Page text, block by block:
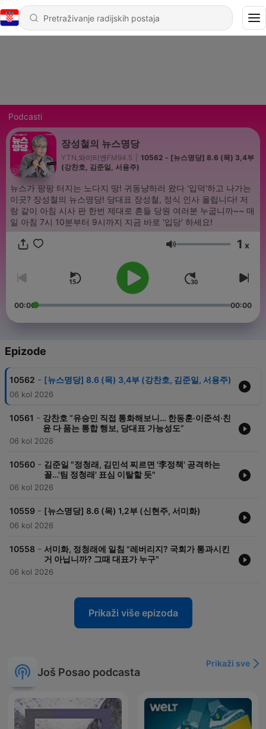
Podcasti
장성철의 뉴스명당
YTN,와이티엔FM94.5
10562 - [뉴스명당] 8.6 (목) 3,4부
(강찬호, 김준일, 서용주)
뉴스가 팡팡 터지는 노다지 땅! 귀동냥하러 왔다 '입덕'하고 나가는
이곳? 장성철의 뉴스명당! 당대표 장성철, 정식 인사 올립니다! 저
랑 같이 아침 시사 판 한번 제대로 흔들 당원 여러분 누굽니까~~ 매
일 아침 7시 10분부터 9시까지 지금 바로 '입당' 하세요!
Glasnoća 1 x
00:00 00:00
Epizode
10562 - [뉴스명당] 8.6 (목) 3,4부 (강찬호, 김준일, 서용주)
06 kol 2026
10561 - 강찬호 “유승민 직접 통화해보니… 한동훈·이준석·친
윤 다 품는 통합 행보, 당대표 가능성도”
06 kol 2026
10560 - 김준일 "정청래, 김민석 찌르면 '李정책' 공격하는
꼴…'팀 정청래' 표심 이탈할 듯"
06 kol 2026
10559 - [뉴스명당] 8.6 (목) 1,2부 (신현주, 서미화)
06 kol 2026
10558 - 서미화, 정청래에 일침 "레버리지? 국회가 통과시킨
거 아닙니까? 그때 대표가 누구"
06 kol 2026
Prikaži više epizoda
Još Posao podcasta
Prikaži sve